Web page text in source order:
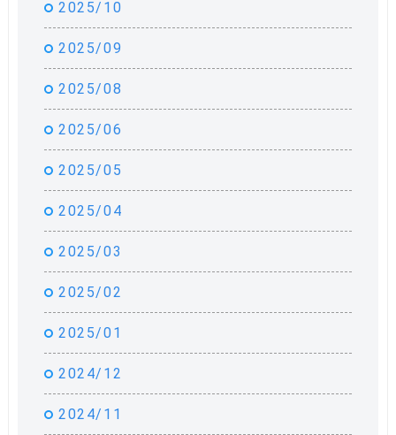
2025/10
2025/09
2025/08
2025/06
2025/05
2025/04
2025/03
2025/02
2025/01
2024/12
2024/11